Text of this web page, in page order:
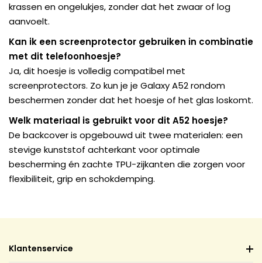
krassen en ongelukjes, zonder dat het zwaar of log
aanvoelt.
Kan ik een screenprotector gebruiken in combinatie
met dit telefoonhoesje?
Ja, dit hoesje is volledig compatibel met
screenprotectors. Zo kun je je Galaxy A52 rondom
beschermen zonder dat het hoesje of het glas loskomt.
Welk materiaal is gebruikt voor dit A52 hoesje?
De backcover is opgebouwd uit twee materialen: een
stevige kunststof achterkant voor optimale
bescherming én zachte TPU-zijkanten die zorgen voor
flexibiliteit, grip en schokdemping.
Klantenservice